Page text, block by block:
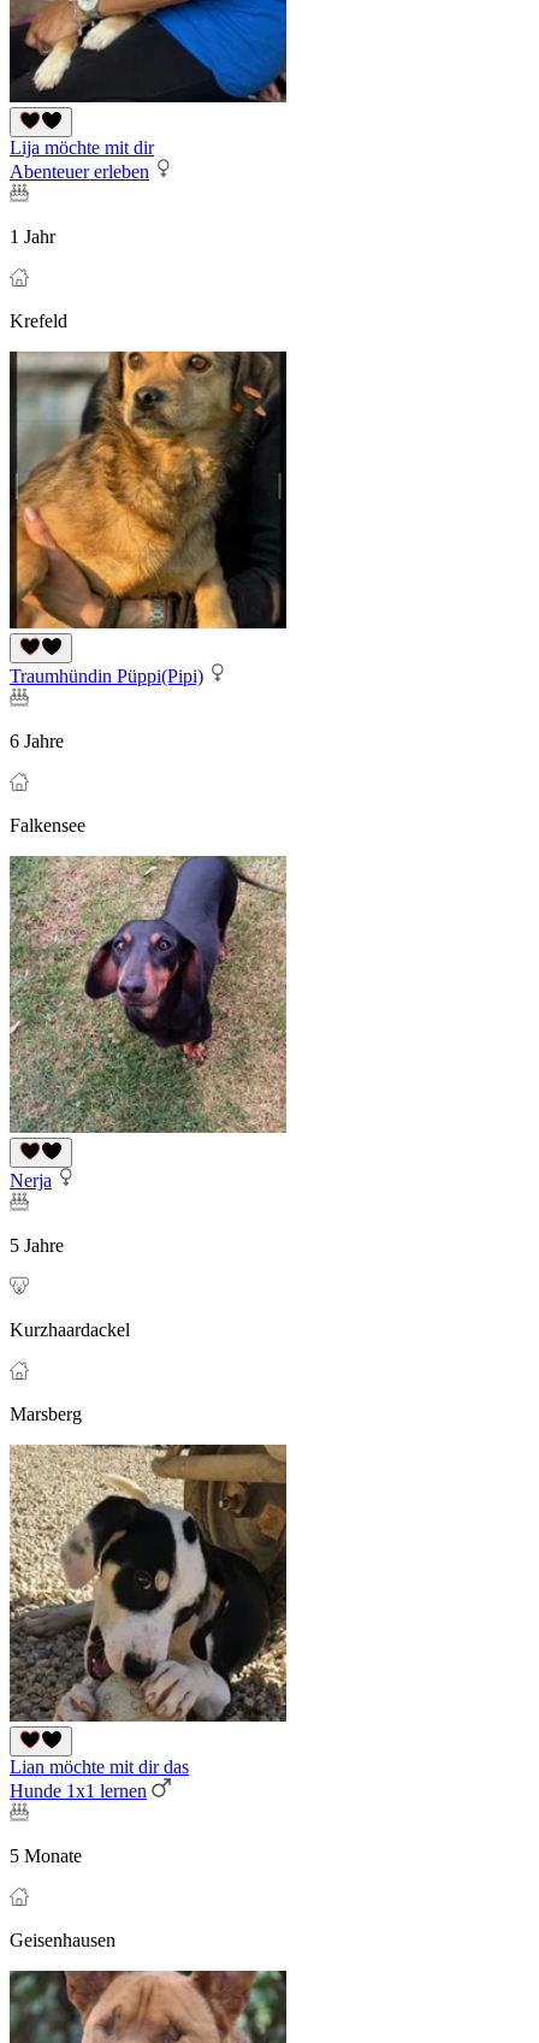
Lija möchte mit dir
Abenteuer erleben
1 Jahr
Krefeld
Traumhündin Püppi(Pipi)
6 Jahre
Falkensee
Nerja
5 Jahre
Kurzhaardackel
Marsberg
Lian möchte mit dir das
Hunde 1x1 lernen
5 Monate
Geisenhausen